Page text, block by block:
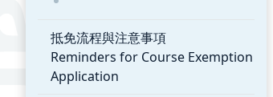
抵免流程與注意事項
Reminders for Course Exemption
Application